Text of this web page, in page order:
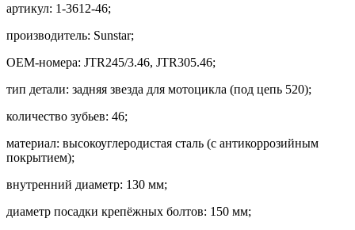
артикул: 1‑3612‑46;
производитель: Sunstar;
OEM‑номера: JTR245/3.46, JTR305.46;
тип детали: задняя звезда для мотоцикла (под цепь 520);
количество зубьев: 46;
материал: высокоуглеродистая сталь (с антикоррозийным
покрытием);
внутренний диаметр: 130 мм;
диаметр посадки крепёжных болтов: 150 мм;